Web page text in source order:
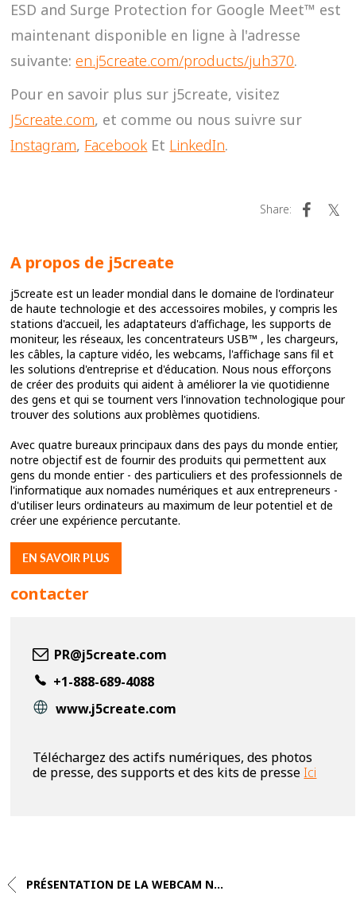
ESD and Surge Protection for Google Meet™ est
maintenant disponible en ligne à l'adresse
suivante: en.j5create.com/products/juh370.
Pour en savoir plus sur j5create, visitez
J5create.com, et comme ou nous suivre sur
Instagram, Facebook Et LinkedIn.
Share:
A propos de j5create
j5create est un leader mondial dans le domaine de l'ordinateur
de haute technologie et des accessoires mobiles, y compris les
stations d'accueil, les adaptateurs d'affichage, les supports de
moniteur, les réseaux, les concentrateurs USB™ , les chargeurs,
les câbles, la capture vidéo, les webcams, l'affichage sans fil et
les solutions d'entreprise et d'éducation. Nous nous efforçons
de créer des produits qui aident à améliorer la vie quotidienne
des gens et qui se tournent vers l'innovation technologique pour
trouver des solutions aux problèmes quotidiens.
Avec quatre bureaux principaux dans des pays du monde entier,
notre objectif est de fournir des produits qui permettent aux
gens du monde entier - des particuliers et des professionnels de
l'informatique aux nomades numériques et aux entrepreneurs -
d'utiliser leurs ordinateurs au maximum de leur potentiel et de
créer une expérience percutante.
EN SAVOIR PLUS
contacter
PR@j5create.com
+1-888-689-4088
www.j5create.com
Téléchargez des actifs numériques, des photos
de presse, des supports et des kits de presseIci
PRÉSENTATION DE LA WEBCAM N...